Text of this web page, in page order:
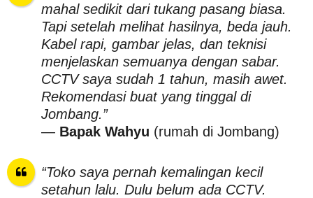
mahal sedikit dari tukang pasang biasa.
Tapi setelah melihat hasilnya, beda jauh.
Kabel rapi, gambar jelas, dan teknisi
menjelaskan semuanya dengan sabar.
CCTV saya sudah 1 tahun, masih awet.
Rekomendasi buat yang tinggal di
Jombang.”
— Bapak Wahyu (rumah di Jombang)
“Toko saya pernah kemalingan kecil
setahun lalu. Dulu belum ada CCTV.